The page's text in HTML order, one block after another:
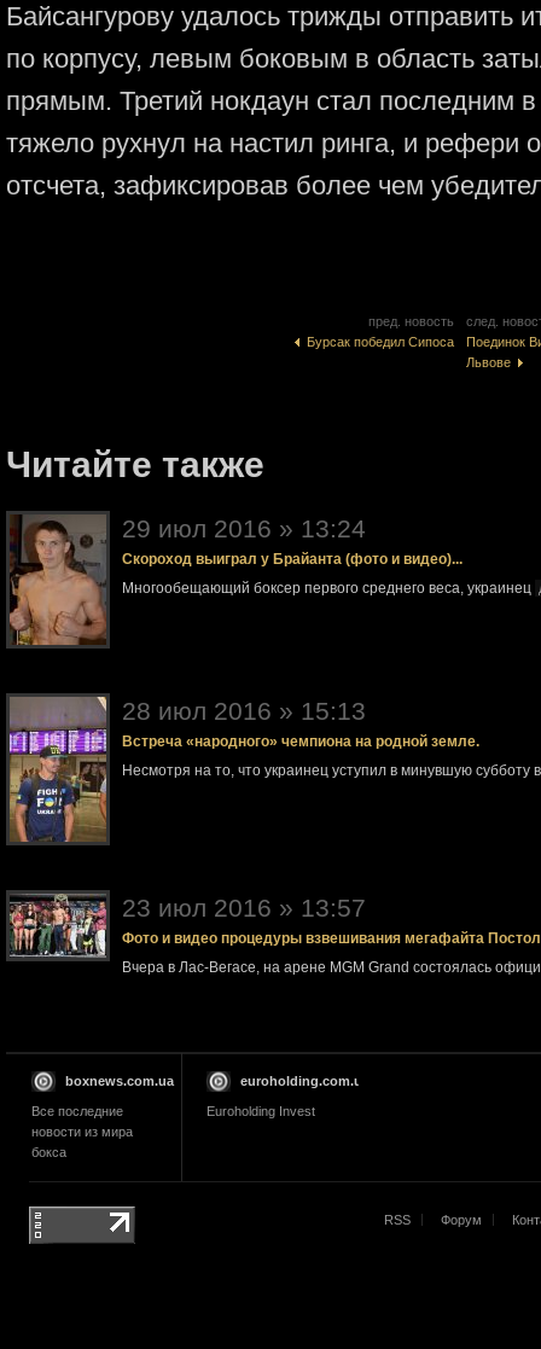
Байсангурову удалось трижды отправить
по корпусу, левым боковым в область
прямым. Третий нокдаун стал последним
тяжело рухнул на настил ринга, и рефери
отсчета, зафиксировав более чем
пред. новость
Бурсак победил Сипоса
след.
Поединок
Львове
Читайте также
29 июл 2016 » 13:24
Скороход выиграл у Брайанта (фото и видео)...
Многообещающий боксер первого среднего веса, украинец
28 июл 2016 » 15:13
Встреча «народного» чемпиона на родной земле.
Несмотря на то, что украинец уступил в минувшую субботу
23 июл 2016 » 13:57
Фото и видео процедуры взвешивания мегафайта
Вчера в Лас-Вегасе, на арене MGM Grand состоялась
boxnews.com.ua
Все последние
новости из мира
бокса
euroholding.com.ua
Euroholding Invest
RSS Форум